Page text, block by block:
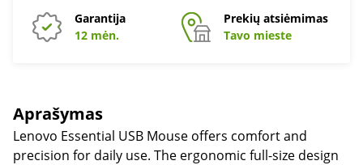
Garantija
12 mėn.
Prekių atsiėmimas
Tavo mieste
Aprašymas
Lenovo Essential USB Mouse offers comfort and
precision for daily use. The ergonomic full-size design